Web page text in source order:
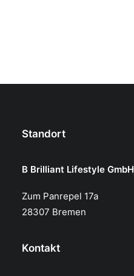
Standort
B Brilliant Lifestyle GmbH
Zum Panrepel 17a
28307 Bremen
Kontakt